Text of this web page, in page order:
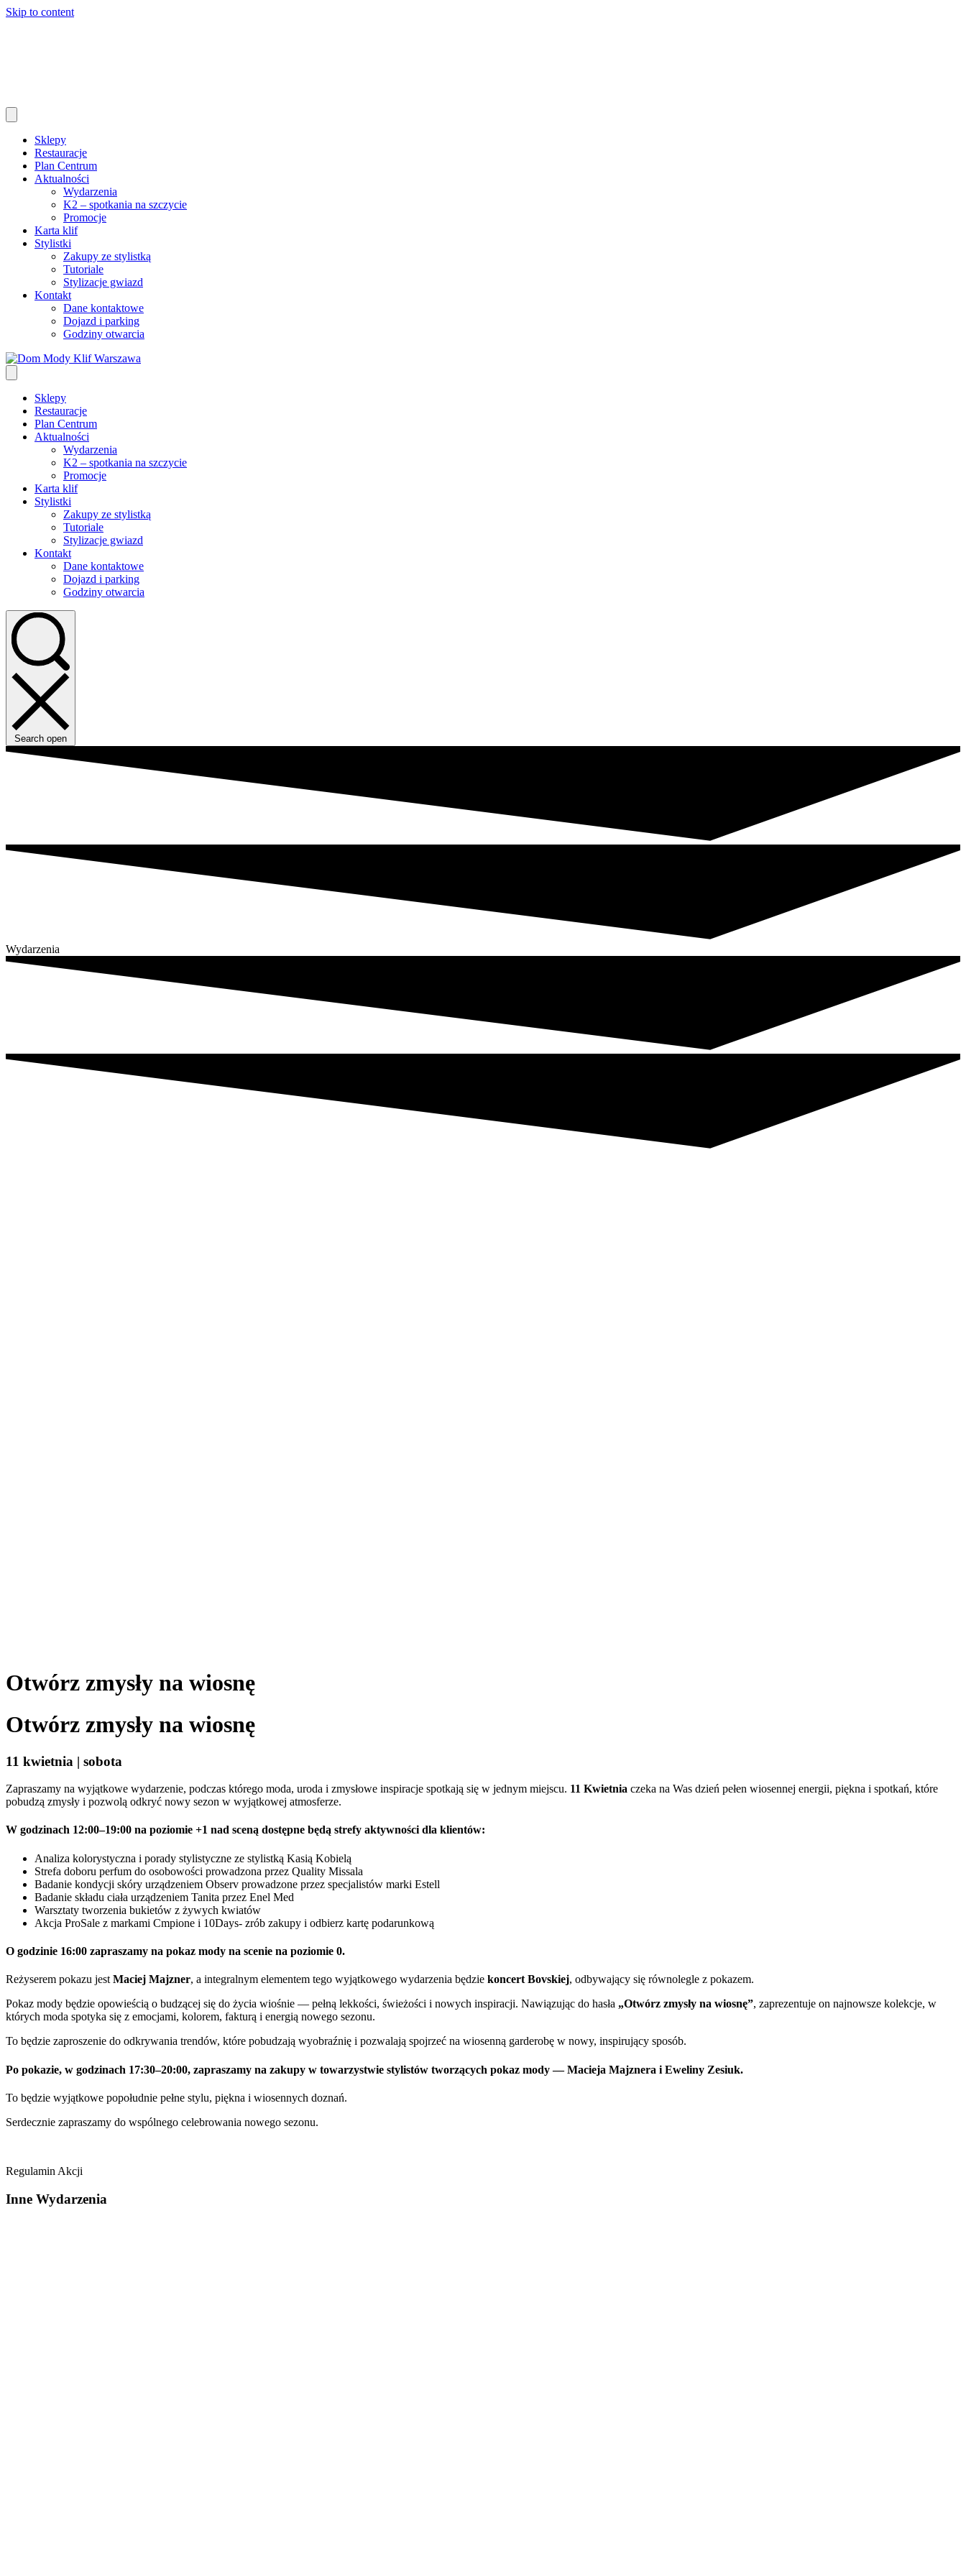
Skip to content
Sklepy
Restauracje
Plan Centrum
Aktualności
Wydarzenia
K2 – spotkania na szczycie
Promocje
Karta klif
Stylistki
Zakupy ze stylistką
Tutoriale
Stylizacje gwiazd
Kontakt
Dane kontaktowe
Dojazd i parking
Godziny otwarcia
Sklepy
Restauracje
Plan Centrum
Aktualności
Wydarzenia
K2 – spotkania na szczycie
Promocje
Karta klif
Stylistki
Zakupy ze stylistką
Tutoriale
Stylizacje gwiazd
Kontakt
Dane kontaktowe
Dojazd i parking
Godziny otwarcia
Search open
Wydarzenia
Otwórz zmysły na wiosnę
Otwórz zmysły na wiosnę
11 kwietnia | sobota
Zapraszamy na wyjątkowe wydarzenie, podczas którego moda, uroda i zmysłowe inspiracje spotkają się w jednym miejscu. 11 Kwietnia czeka na Was dzień pełen wiosennej energii, piękna i spotkań, które
pobudzą zmysły i pozwolą odkryć nowy sezon w wyjątkowej atmosferze.
W godzinach 12:00–19:00 na poziomie +1 nad sceną dostępne będą strefy aktywności dla klientów:
Analiza kolorystyczna i porady stylistyczne ze stylistką Kasią Kobielą
Strefa doboru perfum do osobowości prowadzona przez Quality Missala
Badanie kondycji skóry urządzeniem Observ prowadzone przez specjalistów marki Estell
Badanie składu ciała urządzeniem Tanita przez Enel Med
Warsztaty tworzenia bukietów z żywych kwiatów
Akcja ProSale z markami Cmpione i 10Days- zrób zakupy i odbierz kartę podarunkową
O godzinie 16:00 zapraszamy na pokaz mody na scenie na poziomie 0.
Reżyserem pokazu jest Maciej Majzner, a integralnym elementem tego wyjątkowego wydarzenia będzie koncert Bovskiej, odbywający się równolegle z pokazem.
Pokaz mody będzie opowieścią o budzącej się do życia wiośnie — pełną lekkości, świeżości i nowych inspiracji. Nawiązując do hasła „Otwórz zmysły na wiosnę”, zaprezentuje on najnowsze kolekcje, w
których moda spotyka się z emocjami, kolorem, fakturą i energią nowego sezonu.
To będzie zaproszenie do odkrywania trendów, które pobudzają wyobraźnię i pozwalają spojrzeć na wiosenną garderobę w nowy, inspirujący sposób.
Po pokazie, w godzinach 17:30–20:00, zapraszamy na zakupy w towarzystwie stylistów tworzących pokaz mody — Macieja Majznera i Eweliny Zesiuk.
To będzie wyjątkowe popołudnie pełne stylu, piękna i wiosennych doznań.
Serdecznie zapraszamy do wspólnego celebrowania nowego sezonu.
Regulamin Akcji
Inne Wydarzenia